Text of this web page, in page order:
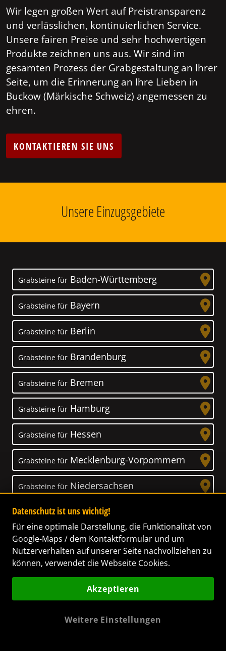
Wir legen großen Wert auf Preistransparenz
und verlässlichen, kontinuierlichen Service.
Unsere fairen Preise und sehr hochwertigen
Produkte zeichnen uns aus. Wir sind im
gesamten Prozess der Grabgestaltung an Ihrer
Seite, um die Erinnerung an Ihre Lieben in
Buckow (Märkische Schweiz) angemessen zu
ehren.
KONTAKTIEREN SIE UNS
Unsere Einzugsgebiete
Grabsteine für Baden-Württemberg
Grabsteine für Bayern
Grabsteine für Berlin
Grabsteine für Brandenburg
Grabsteine für Bremen
Grabsteine für Hamburg
Grabsteine für Hessen
Grabsteine für Mecklenburg-Vorpommern
Grabsteine für Niedersachsen
Grabsteine für Nordrhein-Westfalen
Grabsteine für Rheinland-Pfalz
Grabsteine fürsSaarland
Sachsen
Grabsteine fürSachsen-Anhalt
Datenschutz ist uns wichtig!
Für eine optimale Darstellung, die Funktionalität von
Google-Maps / dem Kontaktformular und um
Nutzerverhalten auf unserer Seite nachvollziehen zu
können, verwendet die Webseite Cookies.
Akzeptieren
Weitere Einstellungen